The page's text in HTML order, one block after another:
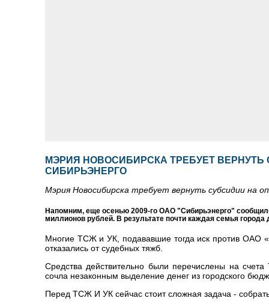
МЭРИЯ НОВОСИБИРСКА ТРЕБУЕТ
СИБИРЬЭНЕРГО
Мэрия Новосибирска требует вернуть субсидии на
Напомним, еще осенью 2009-го ОАО "Сибирьэнерго"
миллионов рублей. В результате почти каждая семья
Многие ТСЖ и УК, подававшие тогда иск против ОАО
отказались от судебных тяжб.
Средства действительно были перечислены на
сочла незаконным выделение денег из городского
Перед ТСЖ И УК сейчас стоит сложная задача -